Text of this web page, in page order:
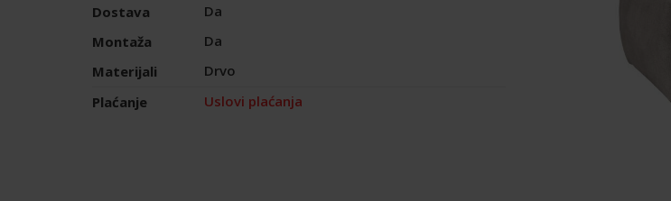
Dostava
Da
Montaža
Da
Materijali
Drvo
Plaćanje
Uslovi plaćanja